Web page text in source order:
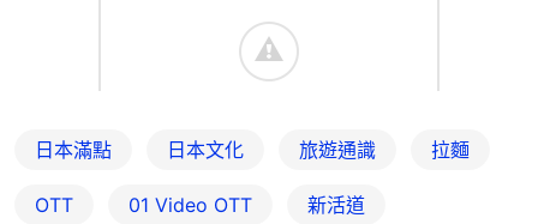
日本滿點 日本文化 旅遊通識 拉麵
OTT 01‌ ‌Video‌ ‌OTT 新活道